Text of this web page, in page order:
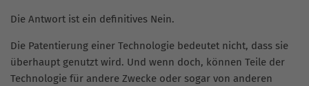
Die Antwort ist ein definitives Nein.
Die Patentierung einer Technologie bedeutet nicht, dass sie
überhaupt genutzt wird. Und wenn doch, können Teile der
Technologie für andere Zwecke oder sogar von anderen